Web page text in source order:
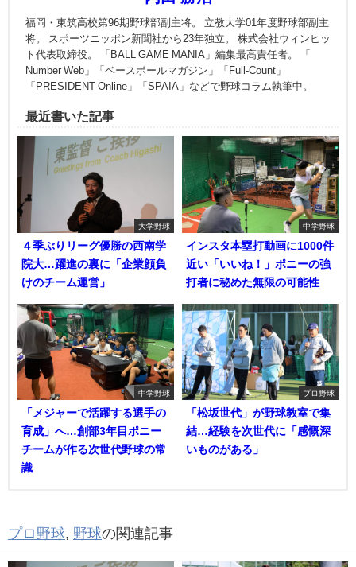
福岡・東筑高校第96期野球部副主将。 立教大学01年度野球部副主
将。 スポーツニッポン新聞社から23年独立。 株式会社ウィンヒッ
ト代表取締役。 「BALL GAME MANIA」編集最高責任者。 「
Number Web」「ベースボールマガジン」「Full-Count」
「PRESIDENT Online」「SPAIA」などで野球コラム執筆中。
最近書いた記事
大学野球
４季ぶりリーグ優勝の西南学
院大…躍進の裏に「企業顔負
けのチーム運営」
中学野球
インスタ本塁打動画に1000件
近い「いいね！」ポニーの強
打者に秘めた無限の可能性
中学野球
「メジャーで活躍する選手の
育成」へ…創部3年目ポニー
チームが作る次世代野球の常
識
プロ野球
「松坂世代」が野球教室で集
結…経験を次世代に「感慨深
いものがある」
プロ野球, 野球の関連記事